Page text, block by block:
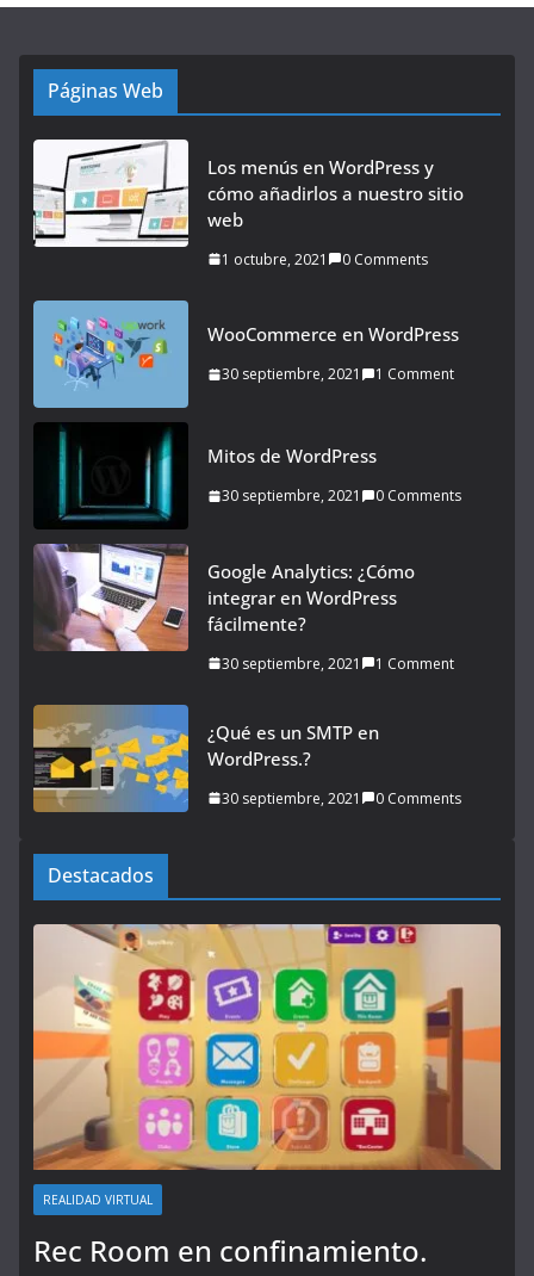
Páginas Web
Los menús en WordPress y
cómo añadirlos a nuestro sitio
web
1 octubre, 2021 0 Comments
WooCommerce en WordPress
30 septiembre, 2021 1 Comment
Mitos de WordPress
30 septiembre, 2021 0 Comments
Google Analytics: ¿Cómo
integrar en WordPress
fácilmente?
30 septiembre, 2021 1 Comment
¿Qué es un SMTP en
WordPress.?
30 septiembre, 2021 0 Comments
Destacados
REALIDAD VIRTUAL
Rec Room en confinamiento.